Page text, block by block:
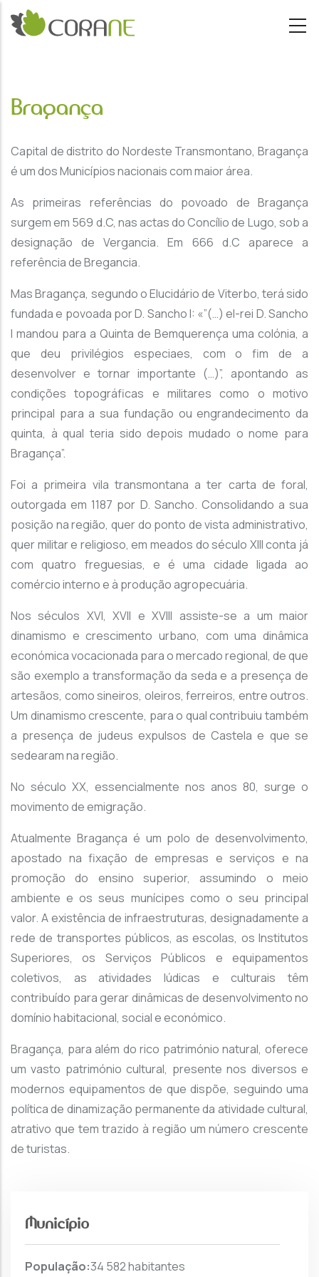
Passar para o conteúdo principal
Bragança
Capital de distrito do Nordeste Transmontano, Bragança
é um dos Municípios nacionais com maior área.
As primeiras referências do povoado de Bragança
surgem em 569 d.C, nas actas do Concílio de Lugo, sob a
designação de Vergancia. Em 666 d.C aparece a
referência de Bregancia.
Mas Bragança, segundo o Elucidário de Viterbo, terá sido
fundada e povoada por D. Sancho I: «”(…) el-rei D. Sancho
I mandou para a Quinta de Bemquerença uma colónia, a
que deu privilégios especiaes, com o fim de a
desenvolver e tornar importante (…)”, apontando as
condições topográficas e militares como o motivo
principal para a sua fundação ou engrandecimento da
quinta, à qual teria sido depois mudado o nome para
Bragança”.
Foi a primeira vila transmontana a ter carta de foral,
outorgada em 1187 por D. Sancho. Consolidando a sua
posição na região, quer do ponto de vista administrativo,
quer militar e religioso, em meados do século XIII conta já
com quatro freguesias, e é uma cidade ligada ao
comércio interno e à produção agropecuária.
Nos séculos XVI, XVII e XVIII assiste-se a um maior
dinamismo e crescimento urbano, com uma dinâmica
económica vocacionada para o mercado regional, de que
são exemplo a transformação da seda e a presença de
artesãos, como sineiros, oleiros, ferreiros, entre outros.
Um dinamismo crescente, para o qual contribuiu também
a presença de judeus expulsos de Castela e que se
sedearam na região.
No século XX, essencialmente nos anos 80, surge o
movimento de emigração.
Atualmente Bragança é um polo de desenvolvimento,
apostado na fixação de empresas e serviços e na
promoção do ensino superior, assumindo o meio
ambiente e os seus munícipes como o seu principal
valor. A existência de infraestruturas, designadamente a
rede de transportes públicos, as escolas, os Institutos
Superiores, os Serviços Públicos e equipamentos
coletivos, as atividades lúdicas e culturais têm
contribuído para gerar dinâmicas de desenvolvimento no
domínio habitacional, social e económico.
Bragança, para além do rico património natural, oferece
um vasto património cultural, presente nos diversos e
modernos equipamentos de que dispõe, seguindo uma
política de dinamização permanente da atividade cultural,
atrativo que tem trazido à região um número crescente
de turistas.
Município
População:34 582 habitantes